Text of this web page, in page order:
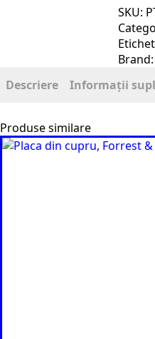
SKU:
Brand:
Descriere
Informații
Produse similare